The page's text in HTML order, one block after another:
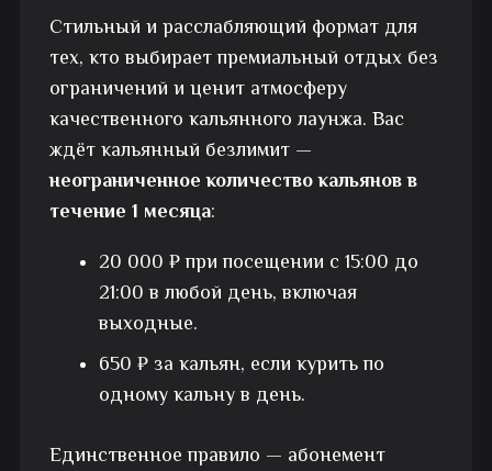
Стильный и расслабляющий формат для
тех, кто выбирает премиальный отдых без
ограничений и ценит атмосферу
качественного кальянного лаунжа. Вас
ждёт кальянный безлимит —
неограниченное количество кальянов в
течение 1 месяца:
20 000 ₽ при посещении с 15:00 до
21:00 в любой день, включая
выходные.
650 ₽ за кальян, если курить по
одному кальну в день.
Единственное правило — абонемент